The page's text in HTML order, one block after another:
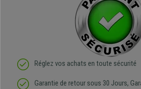
Réglez vos achats en toute sécurité
Garantie de retour sous 30 Jours,